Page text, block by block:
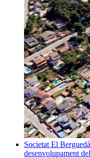
Societat El
desenvolupament